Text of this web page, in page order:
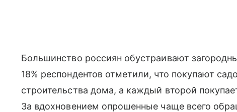
Большинство россиян обустраивают
18% респондентов отметили, что покупают
строительства дома, а каждый второй
За вдохновением опрошенные чаще всего